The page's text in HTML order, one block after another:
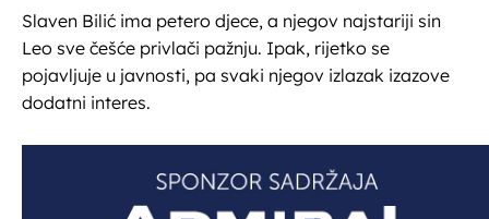
Slaven Bilić ima petero djece, a njegov najstariji sin
Leo sve češće privlači pažnju. Ipak, rijetko se
pojavljuje u javnosti, pa svaki njegov izlazak izazove
dodatni interes.